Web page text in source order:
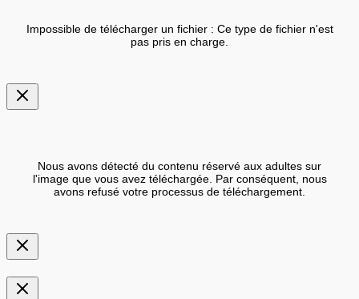
Impossible de télécharger un fichier : Ce type de fichier n'est
pas pris en charge.
Nous avons détecté du contenu réservé aux adultes sur
l'image que vous avez téléchargée. Par conséquent, nous
avons refusé votre processus de téléchargement.